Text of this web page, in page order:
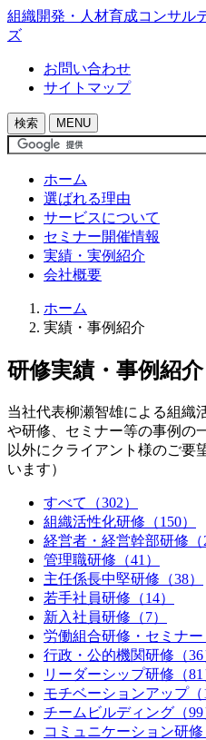
組織開発・人材育成コンサル
ズ
お問い合わせ
サイトマップ
検索
MENU
ホーム
選ばれる理由
サービスについて
セミナー開催情報
実績・実例紹介
会社概要
ホーム
実績・事例紹介
研修実績・事例紹介
当社代表柳瀬智雄による組織
や研修、セミナー等の事例の
以外にクライアント様のご要
います）
すべて
（302）
組織活性化研修 （150）
経営者・経営幹部研修
管理職研修 （41）
主任係長中堅研修 （38）
若手社員研修 （14）
新入社員研修 （7）
労働組合研修・セミナー
行政・公的機関研修 （36
リーダーシップ研修 （81
モチベーションアップ（
チームビルディング （99
コミュニケーション研修